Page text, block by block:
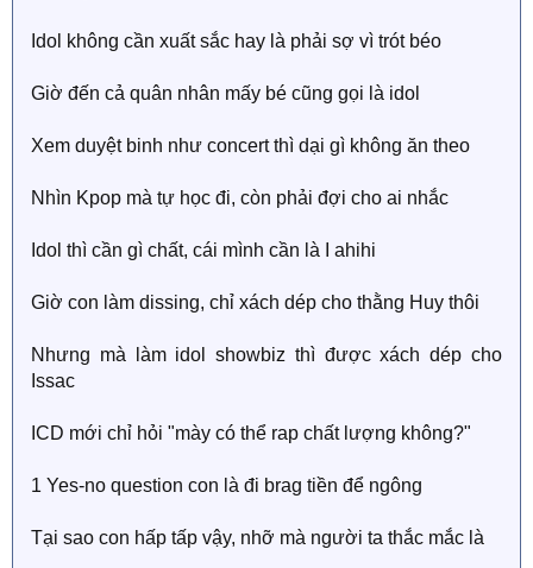
Idol không cần xuất sắc hay là phải sợ vì trót béo
Giờ đến cả quân nhân mấy bé cũng gọi là idol
Xem duyệt binh như concert thì dại gì không ăn theo
Nhìn Kpop mà tự học đi, còn phải đợi cho ai nhắc
Idol thì cần gì chất, cái mình cần là I ahihi
Giờ con làm dissing, chỉ xách dép cho thằng Huy thôi
Nhưng mà làm idol showbiz thì được xách dép cho
Issac
ICD mới chỉ hỏi "mày có thể rap chất lượng không?"
1 Yes-no question con là đi brag tiền để ngông
Tại sao con hấp tấp vậy, nhỡ mà người ta thắc mắc là